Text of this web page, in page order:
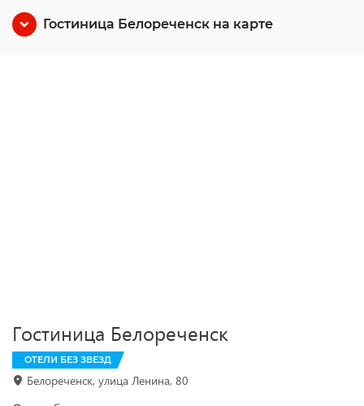
Гостиница Белореченск на карте
Гостиница Белореченск
ОТЕЛИ БЕЗ ЗВЕЗД
Белореченск, улица Ленина, 80